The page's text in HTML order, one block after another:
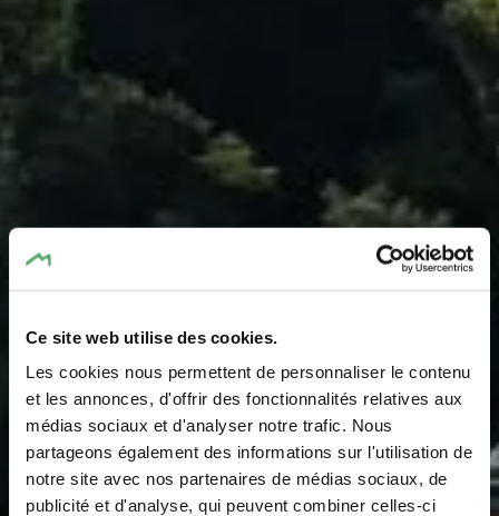
Ce site web utilise des cookies.
Les cookies nous permettent de personnaliser le contenu
et les annonces, d'offrir des fonctionnalités relatives aux
médias sociaux et d'analyser notre trafic. Nous
partageons également des informations sur l'utilisation de
notre site avec nos partenaires de médias sociaux, de
publicité et d'analyse, qui peuvent combiner celles-ci
Grande aire de jeux
Heringer Millen
Où? Rue des Moulins, L-6245 Mullerthal